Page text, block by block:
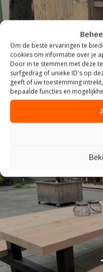
Om de beste ervaringen te
cookies om informatie over je
Door in te stemmen met deze
surfgedrag of unieke ID's op
geeft of uw toestemming
bepaalde functies en